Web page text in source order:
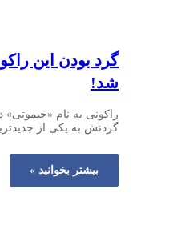
گرد بودن این
شد!
راکونی به نام
گردنش به یکی از
بیشتر بخوانید »